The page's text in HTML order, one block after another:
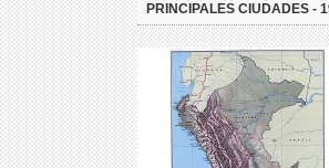
PRINCIPALES CIUDADES -